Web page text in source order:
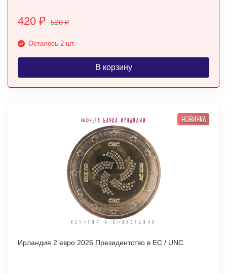
420 ₽ 520₽
Осталось 2 шт.
В корзину
НОВИНКА
Ирландия 2 евро 2026 Президентство в ЕС / UNC